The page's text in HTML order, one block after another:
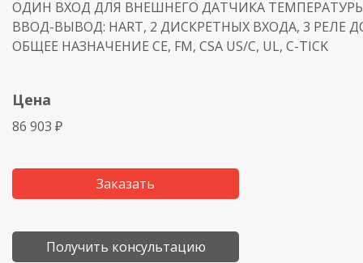
ОДИН ВХОД ДЛЯ ВНЕШНЕГО ДАТЧИКА
ВВОД-ВЫВОД: HART, 2 ДИСКРЕТНЫХ ВХОДА, 3 РЕЛЕ
ОБЩЕЕ НАЗНАЧЕНИЕ CE, FM, CSA US/C, UL, C-TICK
Цена
86 903 ₽
Заказать
Получить консультацию